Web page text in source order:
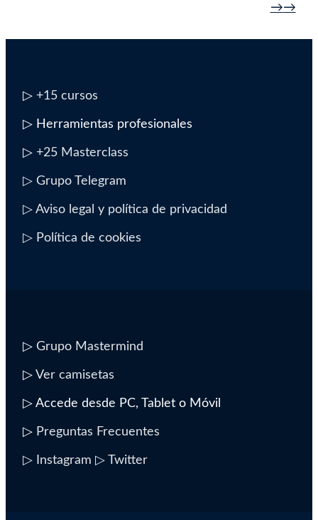
→
▷ +15 cursos
▷ Herramientas profesionales
▷ +25 Masterclass
▷ Grupo Telegram
▷ Aviso legal y política de privacidad
▷ Política de cookies
▷ Grupo Mastermind
▷ Ver camisetas
▷ Accede desde PC, Tablet o Móvil
▷ Preguntas Frecuentes
▷ Instagram ▷ Twitter